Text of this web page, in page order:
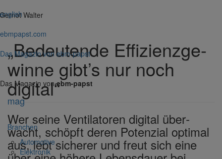
english
ebmpapst.com
Das Magazin von ebm-papst
Das Magazin vonebm-papst
mag
Bran­chen
Auto­mo­tive
Elek­tronik
Walter
„Bedeu­tende Effi­zi­enz­ge­
winne gibt’s nur noch
digital“
Wer seine Venti­la­toren digital über­
wacht, schöpft deren Poten­zial optimal
aus, lebt sicherer und freut sich eine